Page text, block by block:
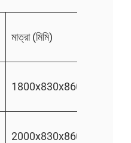
মাত্রা (মিমি)
1800x830x860
2000x830x860